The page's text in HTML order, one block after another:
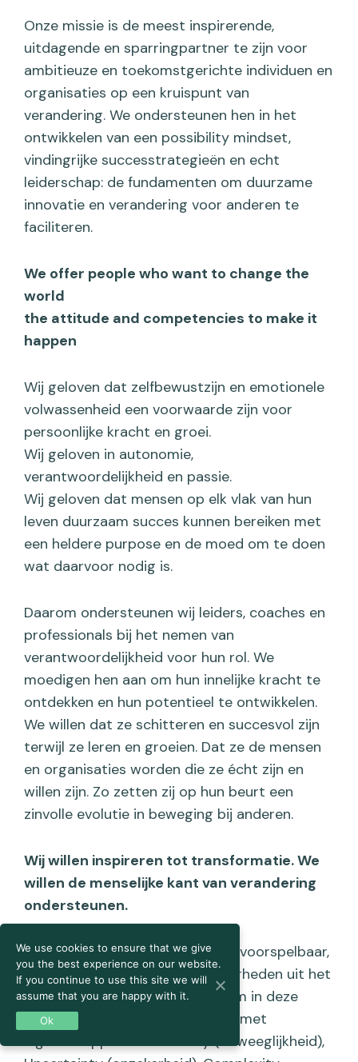
Onze missie is de meest inspirerende,
uitdagende en sparringpartner te zijn voor
ambitieuze en toekomstgerichte individuen en
organisaties op een kruispunt van
verandering. We ondersteunen hen in het
ontwikkelen van een possibility mindset,
vindingrijke successtrategieën en echt
leiderschap: de fundamenten om duurzame
innovatie en verandering voor anderen te
faciliteren.
We offer people who want to change the
world
the attitude and competencies to make it
happen
Wij geloven dat zelfbewustzijn en emotionele
volwassenheid een voorwaarde zijn voor
persoonlijke kracht en groei.
Wij geloven in autonomie,
verantwoordelijkheid en passie.
Wij geloven dat mensen op elk vlak van hun
leven duurzaam succes kunnen bereiken met
een heldere purpose en de moed om te doen
wat daarvoor nodig is.
Daarom ondersteunen wij leiders, coaches en
professionals bij het nemen van
verantwoordelijkheid voor hun rol. We
moedigen hen aan om hun innelijke kracht te
ontdekken en hun potentieel te ontwikkelen.
We willen dat ze schitteren en succesvol zijn
terwijl ze leren en groeien. Dat ze de mensen
en organisaties worden die ze écht zijn en
willen zijn. Zo zetten zij op hun beurt een
zinvolle evolutie in beweging bij anderen.
Wij willen inspireren tot transformatie.We
willen de menselijke kant van verandering
ondersteunen.
Veranderingen komen snel en onvoorspelbaar,
zonder duidelijke patronen: zekerheden uit het
verleden tellen niet meer. Welkom in deze
VUCA-wereld. Je merkt het zelf: met
eigenschappen als Volatility (beweeglijkheid),
We use cookies to ensure that we give
you the best experience on our website.
If you continue to use this site we will
assume that you are happy with it.
Ok